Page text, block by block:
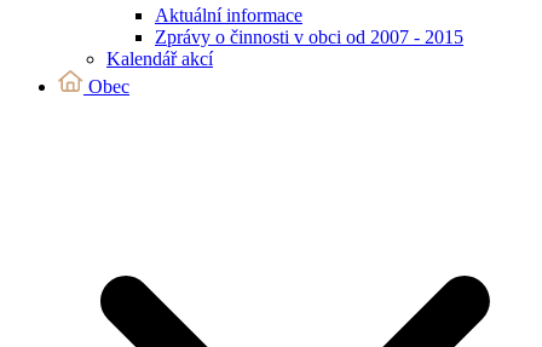
Aktuální informace
Zprávy o činnosti v obci od 2007 - 2015
Kalendář akcí
Obec